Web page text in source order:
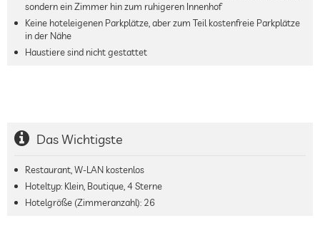
sondern ein Zimmer hin zum ruhigeren Innenhof
Keine hoteleigenen Parkplätze, aber zum Teil kostenfreie Parkplätze
in der Nähe
Haustiere sind nicht gestattet
Das Wichtigste
Restaurant, W-LAN kostenlos
Hoteltyp: Klein, Boutique, 4 Sterne
Hotelgröße (Zimmeranzahl): 26